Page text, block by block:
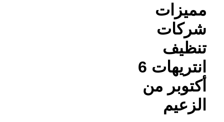
مميزات
شركات
تنظيف
انتريهات 6
أكتوبر من
الزعيم